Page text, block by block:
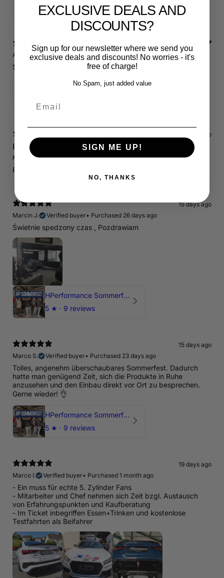
5★ · 1 review
12 days ago
A.E.
Verified buyer•Purchased 19 days ago
Schnelle Lieferung. Alles wie beschrieben. Top.
Servicepaket / Inspektionspaket 1 mit Motul 300V 5W40 - 5W50 für alle 2.5 TFSI Modelle
15 days ago
RS3 8P
Marcin J. Verified buyer Store review
Polecam !
15 days ago
Marcin J.
Verified buyer• Purchased 26 days ago
Świetnie spedzony czas , Pozdrawiam
HPerformance Sommerfest 2026
5 ★ · 9 reviews
15 days ago
Marco S.
Verified buyer• Purchased 23 days ago
Tolles, angenehm überschaubares Sommerfest. Dadurch
hatte man genügend Zeit, sich die Produkte in Ruhe
anzusehen und den Einbau direkt vor Ort zu besprechen.
Gerne wieder! 👌
HPerformance Sommerfest 2026
5 ★ · 9 reviews
19 days ago
Marco I.
Verified buyer• Purchased 1 month ago
- Ein muss für echte 5. Zylinder Fans
- Mitarbeiter und Chef nehmen sich Zeit bzgl. Austausch
von Erfahrungspunkten und Kaufberatung
- Im Ticket inbegriffen Essen+Trinken und kostenlose
Testfahrten als Beifahrer
EXCLUSIVE DEALS AND
DISCOUNTS?
Sign up for our newsletter where we send you
exclusive deals and discounts! No worries - it's
free of charge!
No Spam, just added value
SIGN ME UP!
NO, THANKS